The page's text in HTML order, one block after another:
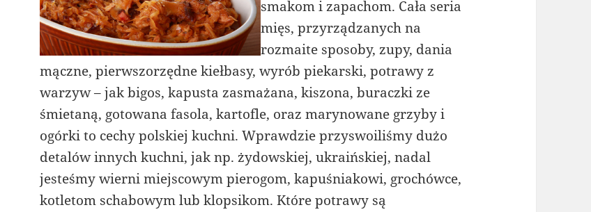
smakom i zapachom. Cała seria
mięs, przyrządzanych na
rozmaite sposoby, zupy, dania
mączne, pierwszorzędne kiełbasy, wyrób piekarski, potrawy z
warzyw – jak bigos, kapusta zasmażana, kiszona, buraczki ze
śmietaną, gotowana fasola, kartofle, oraz marynowane grzyby i
ogórki to cechy polskiej kuchni. Wprawdzie przyswoiliśmy dużo
detalów innych kuchni, jak np. żydowskiej, ukraińskiej, nadal
jesteśmy wierni miejscowym pierogom, kapuśniakowi, grochówce,
kotletom schabowym lub klopsikom. Które potrawy są